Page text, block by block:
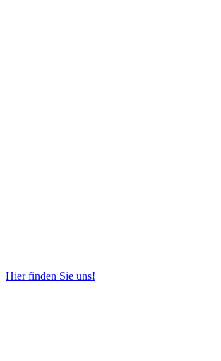
Hier finden Sie uns!